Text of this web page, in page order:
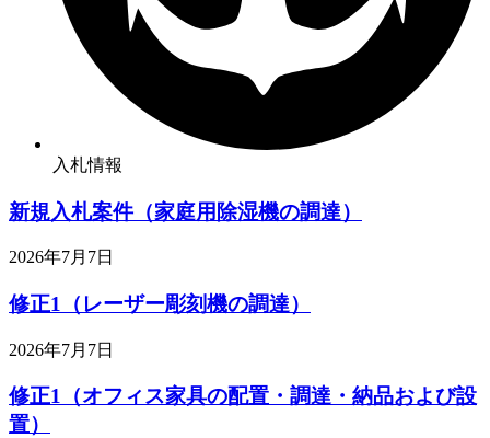
入札情報
新規入札案件（家庭用除湿機の調達）
2026年7月7日
修正1（レーザー彫刻機の調達）
2026年7月7日
修正1（オフィス家具の配置・調達・納品および設
置）